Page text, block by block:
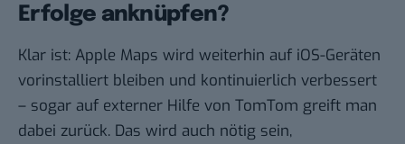
Erfolge anknüpfen?
Klar ist: Apple Maps wird weiterhin auf iOS-Geräten
vorinstalliert bleiben und kontinuierlich verbessert
– sogar auf externer Hilfe von TomTom greift man
dabei zurück. Das wird auch nötig sein,